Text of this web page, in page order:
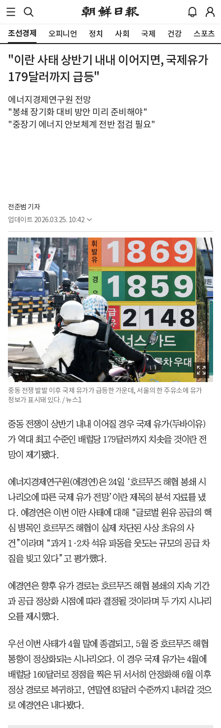
조선경제 오피니언 정치 사회 국제 건강 스포츠
"이란 사태 상반기 내내 이어지면, 국제유가
179달러까지 급등"
에너지경제연구원 전망
"봉쇄 장기화 대비 방안 미리 준비해야"
"중장기 에너지 안보체계 전반 점검 필요"
전준범 기자
업데이트 2026.03.25. 10:42
중동 전쟁 발발 이후 국제 유가가 급등한 가운데, 서울의 한 주유소에 유가
정보가 표시돼 있다. / 뉴스1
중동 전쟁이 상반기 내내 이어질 경우 국제 유가(두바이유)
가 역대 최고 수준인 배럴당 179달러까지 치솟을 것이란 전
망이 제기됐다.
에너지경제연구원(에경연)은 24일 ‘호르무즈 해협 봉쇄 시
나리오에 따른 국제 유가 전망’이란 제목의 분석 자료를 냈
다. 에경연은 이번 이란 사태에 대해 “글로벌 원유 공급의 핵
심 병목인 호르무즈 해협이 실제 차단된 사상 초유의 사
건”이라며 “과거 1·2차 석유 파동을 웃도는 규모의 공급 차
질을 빚고 있다”고 평가했다.
에경연은 향후 유가 경로는 호르무즈 해협 봉쇄의 지속 기간
과 공급 정상화 시점에 따라 결정될 것이라며 두 가지 시나리
오를 제시했다.
우선 이번 사태가 4월 말에 종결되고, 5월 중 호르무즈 해협
통항이 정상화되는 시나리오다. 이 경우 국제 유가는 4월에
배럴당 160달러로 정점을 찍은 뒤 서서히 안정화해 6월 이후
정상 경로로 복귀하고, 연말엔 83달러 수준까지 내려갈 것으
로 에경연은 내다봤다.